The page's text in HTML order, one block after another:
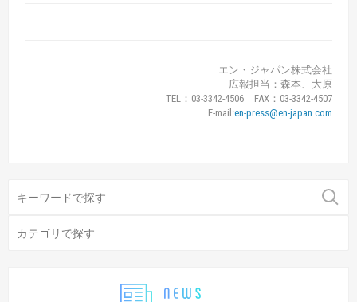
エン・ジャパン株式会社
広報担当：森本、大原
TEL：03-3342-4506 FAX：03-3342-4507
E-mail:en-press@en-japan.com